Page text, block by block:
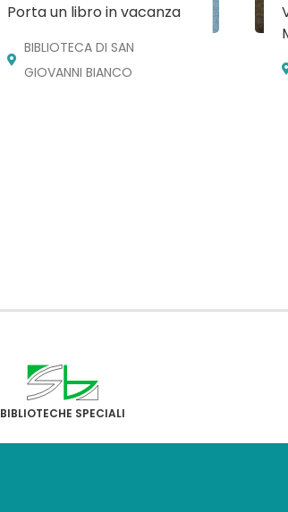
Porta un libro in vacanza
BIBLIOTECA DI SAN
GIOVANNI BIANCO
BIBLIOTECHE SPECIALI